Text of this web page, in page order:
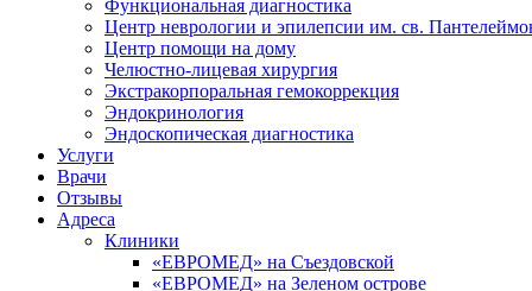
Функциональная диагностика
Центр неврологии и эпилепсии им. св.
Центр помощи на дому
Челюстно-лицевая хирургия
Экстракорпоральная гемокоррекция
Эндокринология
Эндоскопическая диагностика
Услуги
Врачи
Отзывы
Адреса
Клиники
«ЕВРОМЕД» на Съездовской
«ЕВРОМЕД» на Зеленом острове